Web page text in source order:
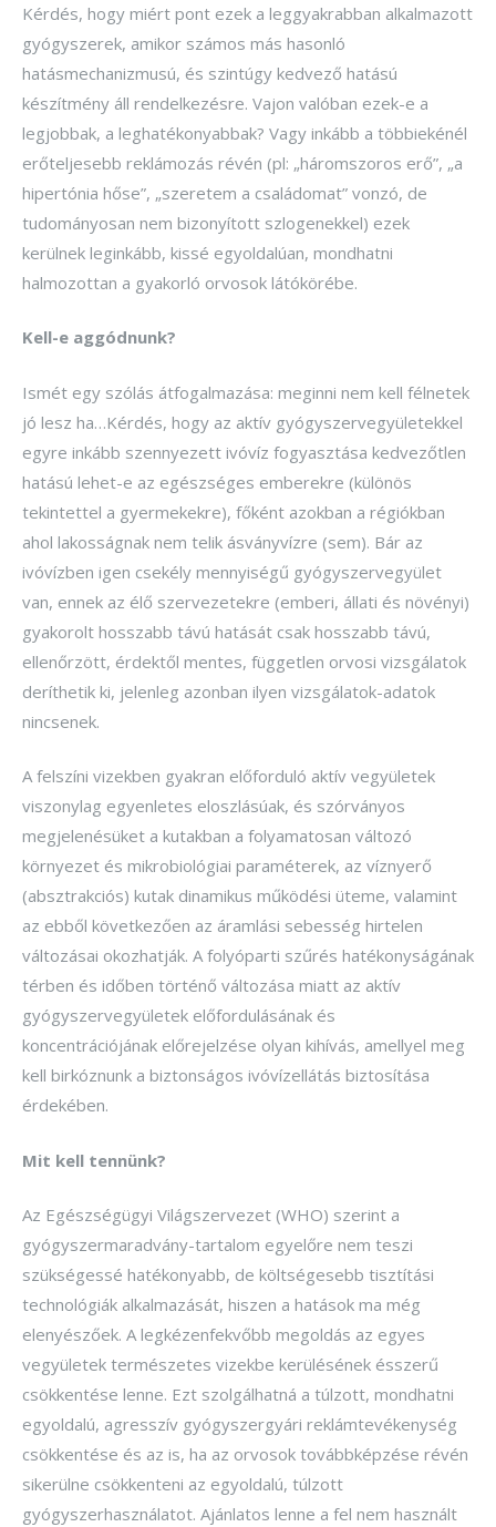
Kérdés, hogy miért pont ezek a leggyakrabban alkalmazott
gyógyszerek, amikor számos más hasonló
hatásmechanizmusú, és szintúgy kedvező hatású
készítmény áll rendelkezésre. Vajon valóban ezek-e a
legjobbak, a leghatékonyabbak? Vagy inkább a többiekénél
erőteljesebb reklámozás révén (pl: „háromszoros erő”, „a
hipertónia hőse”, „szeretem a családomat” vonzó, de
tudományosan nem bizonyított szlogenekkel) ezek
kerülnek leginkább, kissé egyoldalúan, mondhatni
halmozottan a gyakorló orvosok látókörébe.
Kell-e aggódnunk?
Ismét egy szólás átfogalmazása: meginni nem kell félnetek
jó lesz ha…Kérdés, hogy az aktív gyógyszervegyületekkel
egyre inkább szennyezett ivóvíz fogyasztása kedvezőtlen
hatású lehet-e az egészséges emberekre (különös
tekintettel a gyermekekre), főként azokban a régiókban
ahol lakosságnak nem telik ásványvízre (sem). Bár az
ivóvízben igen csekély mennyiségű gyógyszervegyület
van, ennek az élő szervezetekre (emberi, állati és növényi)
gyakorolt hosszabb távú hatását csak hosszabb távú,
ellenőrzött, érdektől mentes, független orvosi vizsgálatok
deríthetik ki, jelenleg azonban ilyen vizsgálatok-adatok
nincsenek.
A felszíni vizekben gyakran előforduló aktív vegyületek
viszonylag egyenletes eloszlásúak, és szórványos
megjelenésüket a kutakban a folyamatosan változó
környezet és mikrobiológiai paraméterek, az víznyerő
(absztrakciós) kutak dinamikus működési üteme, valamint
az ebből következően az áramlási sebesség hirtelen
változásai okozhatják. A folyóparti szűrés hatékonyságának
térben és időben történő változása miatt az aktív
gyógyszervegyületek előfordulásának és
koncentrációjának előrejelzése olyan kihívás, amellyel meg
kell birkóznunk a biztonságos ivóvízellátás biztosítása
érdekében.
Mit kell tennünk?
Az Egészségügyi Világszervezet (WHO) szerint a
gyógyszermaradvány-tartalom egyelőre nem teszi
szükségessé hatékonyabb, de költségesebb tisztítási
technológiák alkalmazását, hiszen a hatások ma még
elenyészőek. A legkézenfekvőbb megoldás az egyes
vegyületek természetes vizekbe kerülésének ésszerű
csökkentése lenne. Ezt szolgálhatná a túlzott, mondhatni
egyoldalú, agresszív gyógyszergyári reklámtevékenység
csökkentése és az is, ha az orvosok továbbképzése révén
sikerülne csökkenteni az egyoldalú, túlzott
gyógyszerhasználatot. Ajánlatos lenne a fel nem használt